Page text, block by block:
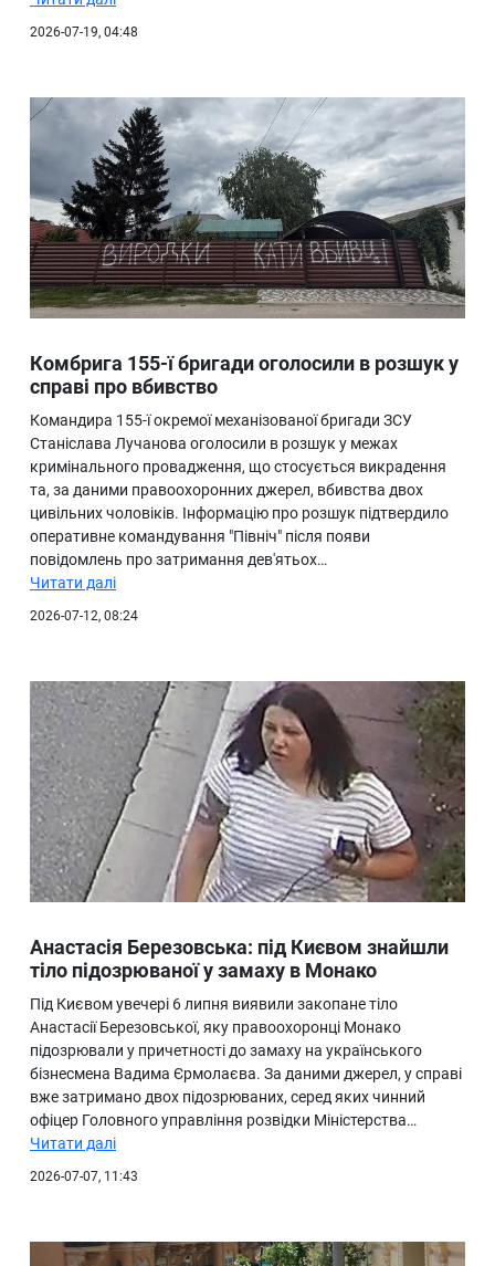
2026-07-19, 04:48
Комбрига 155-ї бригади оголосили в розшук у
справі про вбивство
Командира 155-ї окремої механізованої бригади ЗСУ
Станіслава Лучанова оголосили в розшук у межах
кримінального провадження, що стосується викрадення
та, за даними правоохоронних джерел, вбивства двох
цивільних чоловіків. Інформацію про розшук підтвердило
оперативне командування "Північ" після появи
повідомлень про затримання дев'ятьох…
Читати далі
2026-07-12, 08:24
Анастасія Березовська: під Києвом знайшли
тіло підозрюваної у замаху в Монако
Під Києвом увечері 6 липня виявили закопане тіло
Анастасії Березовської, яку правоохоронці Монако
підозрювали у причетності до замаху на українського
бізнесмена Вадима Єрмолаєва. За даними джерел, у справі
вже затримано двох підозрюваних, серед яких чинний
офіцер Головного управління розвідки Міністерства…
Читати далі
2026-07-07, 11:43